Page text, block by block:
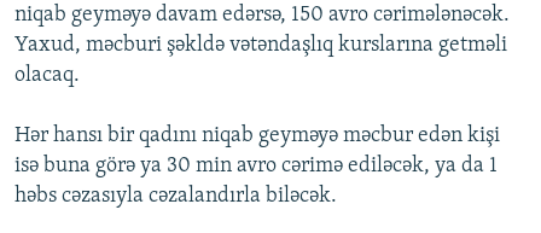
niqab geyməyə davam edərsə, 150 avro cərimələnəcək.
Yaxud, məcburi şəkldə vətəndaşlıq kurslarına getməli
olacaq.
Hər hansı bir qadını niqab geyməyə məcbur edən kişi
isə buna görə ya 30 min avro cərimə ediləcək, ya da 1
həbs cəzasıyla cəzalandırla biləcək.